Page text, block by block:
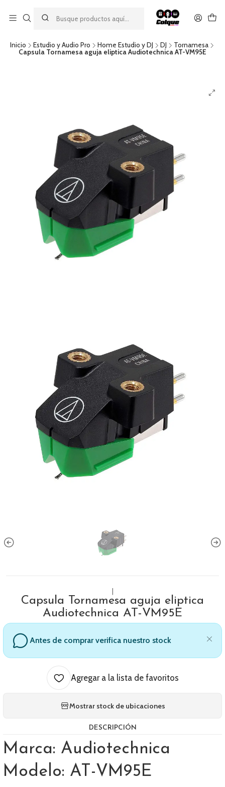
descuento por pago con transferencia bancaria
por una compra mínima de $49.990. Este descuento no es
acumulable a otras promociones ni aplicable a gastos de envío.
Inicio Estudio y Audio Pro Home Estudio y DJ DJ
Tornamesa
Capsula Tornamesa aguja eliptica Audiotechnica AT-VM95E
Capsula Tornamesa aguja eliptica
Audiotechnica AT-VM95E
Antes de comprar verifica nuestro stock
Agregar a la lista de favoritos
Mostrar stock de ubicaciones
DESCRIPCIÓN
Marca: Audiotechnica
Modelo: AT-VM95E